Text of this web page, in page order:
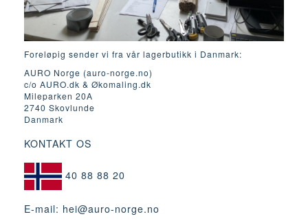
Foreløpig sender vi fra vår lagerbutikk i Danmark:
AURO Norge (auro-norge.no)
c/o AURO.dk & Økomaling.dk
Mileparken 20A
2740 Skovlunde
Danmark
KONTAKT OS
40 88 88 20
E-mail: hei@auro-norge.no